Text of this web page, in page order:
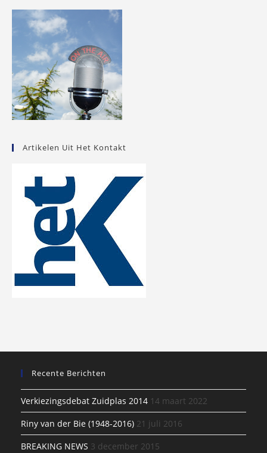
Artikelen Uit Het Kontakt
Recente Berichten
Verkiezingsdebat Zuidplas 2014 14 maart 2022
Riny van der Bie (1948-2016) 21 juli 2016
BREAKING NEWS 3 december 2015